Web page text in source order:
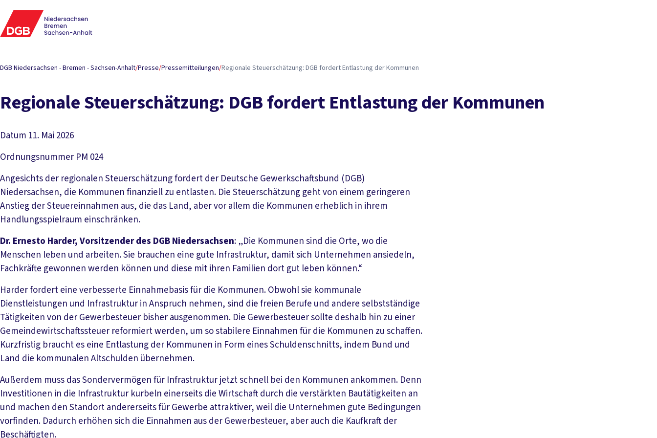
DGB Niedersachsen - Bremen - Sachsen-Anhalt/Presse/Pressemitteilungen/Regionale Steuerschätzung: DGB fordert Entlastung der Kommunen
Regionale Steuerschätzung: DGB fordert Entlastung der Kommunen
Datum 11. Mai 2026
Ordnungsnummer PM 024
Angesichts der regionalen Steuerschätzung fordert der Deutsche Gewerkschaftsbund (DGB)
Niedersachsen, die Kommunen finanziell zu entlasten. Die Steuerschätzung geht von einem geringeren
Anstieg der Steuereinnahmen aus, die das Land, aber vor allem die Kommunen erheblich in ihrem
Handlungsspielraum einschränken.
Dr. Ernesto Harder, Vorsitzender des DGB Niedersachsen: „Die Kommunen sind die Orte, wo die
Menschen leben und arbeiten. Sie brauchen eine gute Infrastruktur, damit sich Unternehmen ansiedeln,
Fachkräfte gewonnen werden können und diese mit ihren Familien dort gut leben können.“
Harder fordert eine verbesserte Einnahmebasis für die Kommunen. Obwohl sie kommunale
Dienstleistungen und Infrastruktur in Anspruch nehmen, sind die freien Berufe und andere selbstständige
Tätigkeiten von der Gewerbesteuer bisher ausgenommen. Die Gewerbesteuer sollte deshalb hin zu einer
Gemeindewirtschaftssteuer reformiert werden, um so stabilere Einnahmen für die Kommunen zu schaffen.
Kurzfristig braucht es eine Entlastung der Kommunen in Form eines Schuldenschnitts, indem Bund und
Land die kommunalen Altschulden übernehmen.
Außerdem muss das Sondervermögen für Infrastruktur jetzt schnell bei den Kommunen ankommen. Denn
Investitionen in die Infrastruktur kurbeln einerseits die Wirtschaft durch die verstärkten Bautätigkeiten an
und machen den Standort andererseits für Gewerbe attraktiver, weil die Unternehmen gute Bedingungen
vorfinden. Dadurch erhöhen sich die Einnahmen aus der Gewerbesteuer, aber auch die Kaufkraft der
Beschäftigten.